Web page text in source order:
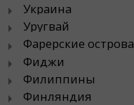
Украина
Уругвай
Фарерские острова
Фиджи
Филиппины
Финляндия